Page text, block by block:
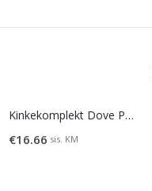
Kinkekomplekt Dove Pamper
€16.66 sis. KM